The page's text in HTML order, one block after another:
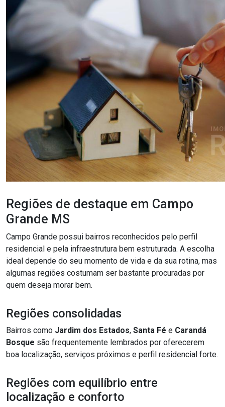
Regiões de destaque em Campo
Grande MS
Campo Grande possui bairros reconhecidos pelo perfil
residencial e pela infraestrutura bem estruturada. A escolha
ideal depende do seu momento de vida e da sua rotina, mas
algumas regiões costumam ser bastante procuradas por
quem deseja morar bem.
Regiões consolidadas
Bairros como Jardim dos Estados, Santa Fé e Carandá
Bosque são frequentemente lembrados por oferecerem
boa localização, serviços próximos e perfil residencial forte.
Regiões com equilíbrio entre
localização e conforto